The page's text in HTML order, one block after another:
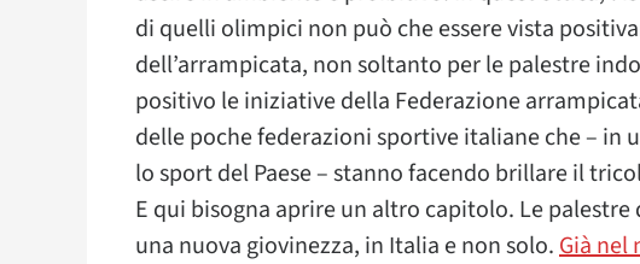
di quelli olimpici non può che essere vista
dell’arrampicata, non soltanto per le palestre
positivo le iniziative della Federazione
delle poche federazioni sportive italiane che –
lo sport del Paese – stanno facendo brillare il
E qui bisogna aprire un altro capitolo. Le
una nuova giovinezza, in Italia e non solo.Già nel